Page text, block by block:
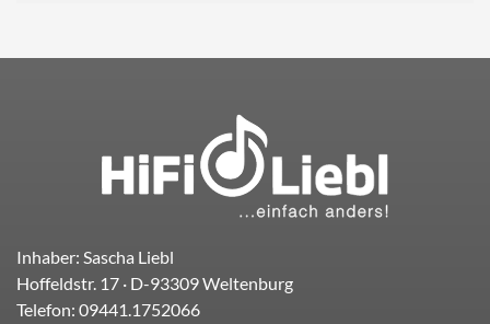
Inhaber: Sascha Liebl
Hoffeldstr. 17 · D-93309Weltenburg
Telefon: 09441.1752066